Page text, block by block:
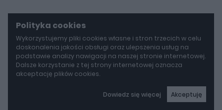
Polityka cookies
Wykorzystujemy pliki cookies własne i stron trzecich w celu
doskonalenia jakości obsługi oraz ulepszenia usług na
podstawie analizy nawigacji na naszej stronie internetowej.
Dalsze korzystanie z tej strony internetowej oznacza
akceptację plików cookies.
Dowiedz się więcej Akceptuję